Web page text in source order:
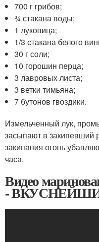
700 г грибов;
¾ стакана воды;
1 луковица;
1/3 стакана белого
30 г соли;
10 горошин перца;
3 лавровых листа;
3 ветки тимьяна;
7 бутонов гвоздики.
Измельченный лук,
засыпают в закипевший
закипания огонь
часа.
Видео
-